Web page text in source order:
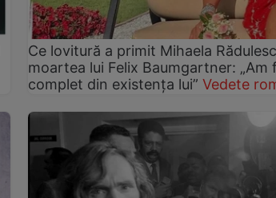
Ce lovitură a primit Mihaela
moartea lui Felix Baumgartner: „Am
complet din existența lui” Vedete